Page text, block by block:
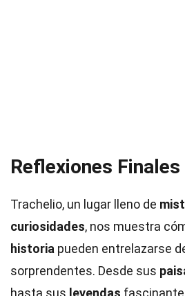
Reflexiones Finales
Trachelio, un lugar lleno de
curiosidades, nos muestra
historia pueden entrelazarse
sorprendentes. Desde sus
hasta sus leyendas